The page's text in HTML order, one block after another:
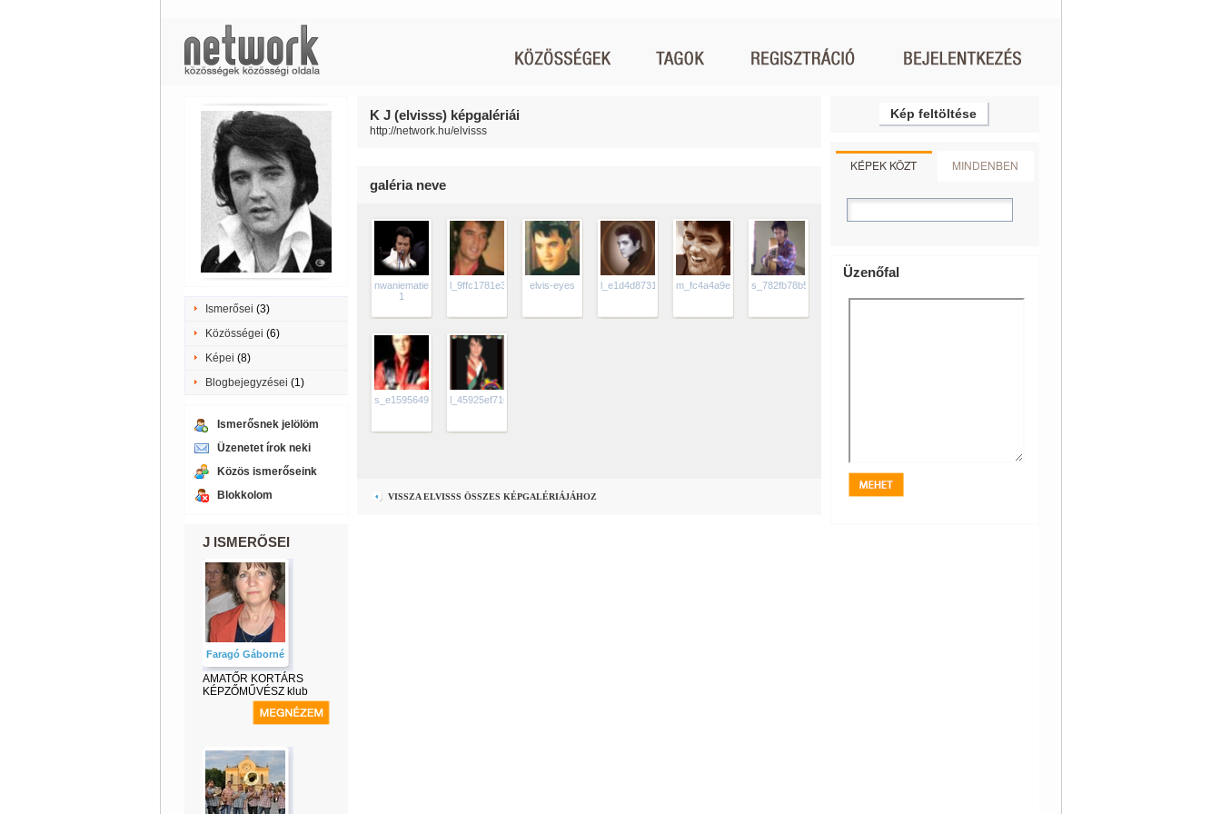
Ismerősei (3)
Közösségei (6)
Képei (8)
Blogbejegyzései (1)
Ismerősnek jelölöm
Üzenetet írok neki
Közös ismerőseink
Blokkolom
J ISMERŐSEI
Faragó Gáborné
AMATŐR KORTÁRS
KÉPZŐMŰVÉSZ klub
K J (elvisss) képgalériái
http://network.hu/elvisss
galéria neve
nwaniematieel-
1
l_9ffc1781e3ba94eab9242611e01a8e0d
elvis-eyes l_e1d4d8731a5546608c1d84ee4afb3560
m_fc4a4a9e18084d5cbf993159799a1d22
s_782fb78b5a406670b3f5ebacea22f718
s_e1595649713d4a5d972309f371f329c9
l_45925ef716684dd9976d458e6af60916
VISSZA ELVISSS ÖSSZES KÉPGALÉRIÁJÁHOZ
Kép feltöltése
KÉPEK KÖZT MINDENBEN
Üzenőfal